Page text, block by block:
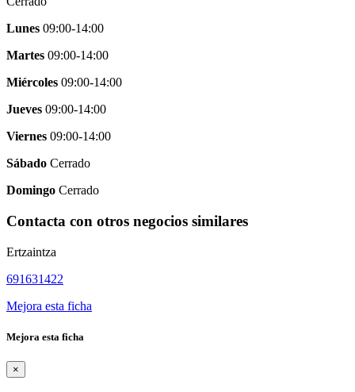
Lunes 09:00-14:00
Martes 09:00-14:00
Miércoles 09:00-14:00
Jueves 09:00-14:00
Viernes 09:00-14:00
Sábado Cerrado
Domingo Cerrado
Contacta con otros negocios similares
Ertzaintza
691631422
Mejora esta ficha
Mejora esta ficha
×